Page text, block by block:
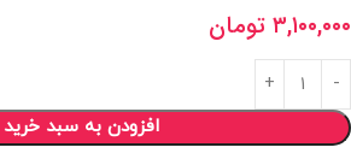
۳,۱۰۰,۰۰۰ تومان
افزودن به سبد خرید